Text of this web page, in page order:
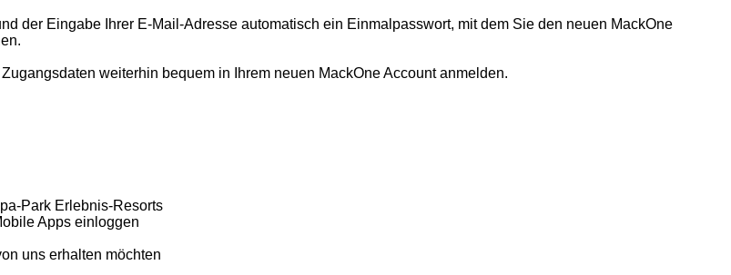
der Eingabe Ihrer E-Mail-Adresse automatisch ein Einmalpasswort, mit dem Sie den neuen MackOne
weiterhin bequem in Ihrem neuen MackOne Account anmelden.
Park Erlebnis-Resorts
Apps einloggen
uns erhalten möchten